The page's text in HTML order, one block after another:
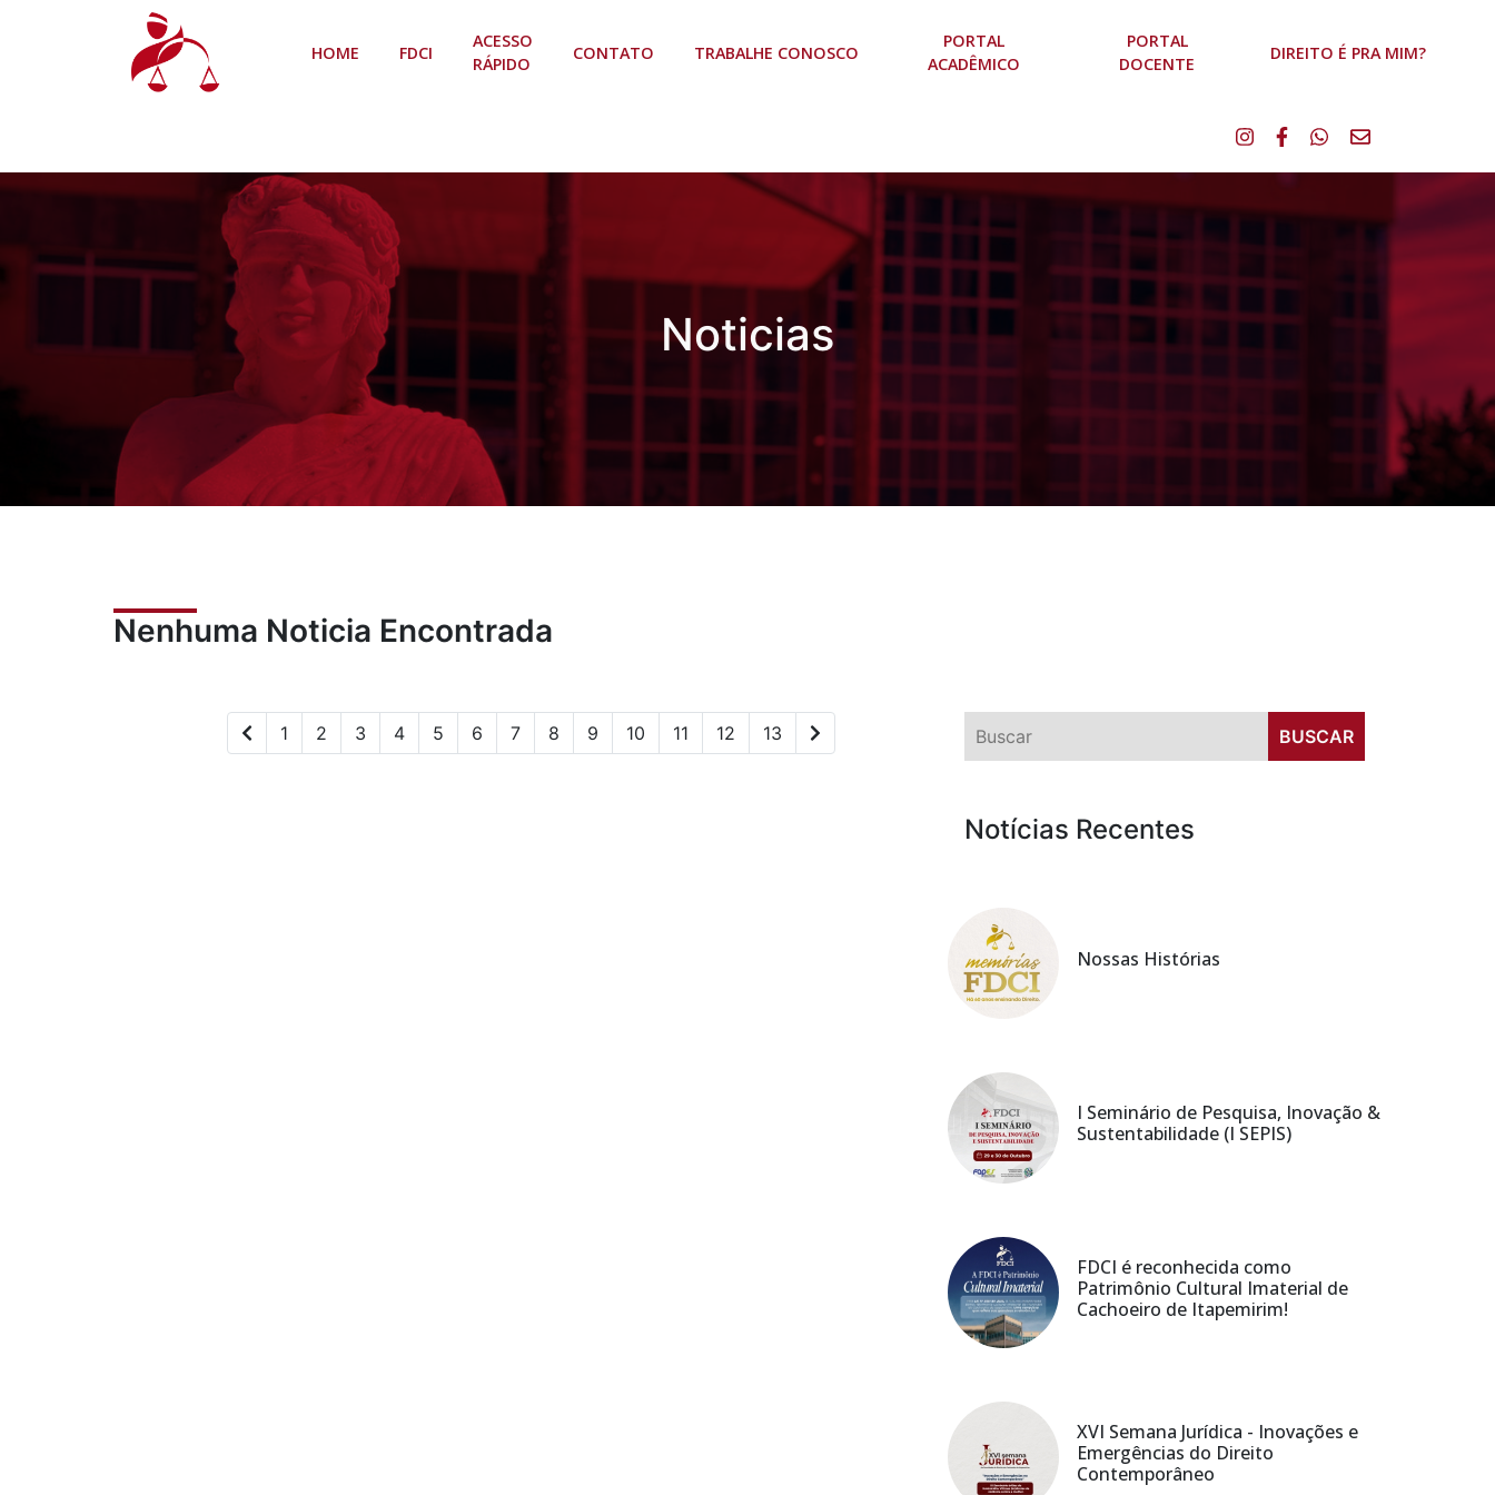
HOME (CURRENT)
FDCI
ACESSO
RÁPIDO
CONTATO TRABALHE CONOSCO
PORTAL
ACADÊMICO
PORTAL
DOCENTE
DIREITO É PRA MIM?
Noticias
Nenhuma Noticia Encontrada
1 2 3 4 5 6 7 8 9 10 11 12 13
Notícias Recentes
Nossas Histórias
I Seminário de Pesquisa, Inovação &
Sustentabilidade (I SEPIS)
FDCI é reconhecida como
Patrimônio Cultural Imaterial de
Cachoeiro de Itapemirim!
XVI Semana Jurídica - Inovações e
Emergências do Direito
Contemporâneo